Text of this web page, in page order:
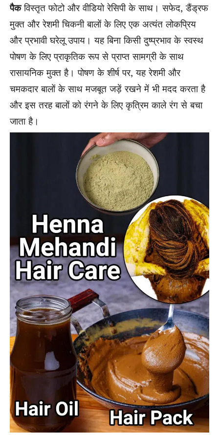
पैकविस्तृत फोटो और वीडियो रेसिपी के साथ। सफेद, डैंड्रफ
मुक्त और रेशमी चिकनी बालों के लिए एक अत्यंत लोकप्रिय
और प्रभावी घरेलू उपाय। यह बिना किसी दुष्प्रभाव के स्वस्थ
पोषण के लिए प्राकृतिक रूप से प्राप्त सामग्री के साथ
रासायनिक मुक्त है। पोषण के शीर्ष पर, यह रेशमी और
चमकदार बालों के साथ मजबूत जड़ें रखने में भी मदद करता है
और इस तरह बालों को रंगने के लिए कृत्रिम काले रंग से बचा
जाता है।